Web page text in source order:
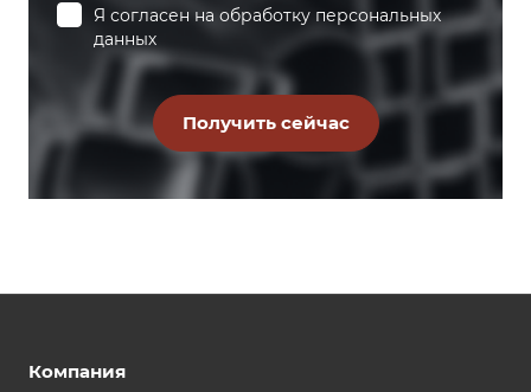
Я согласен на обработку персональных
данных
Компания